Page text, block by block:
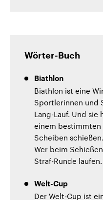
Wörter-Buch
Biathlon
Biathlon ist eine
Sportlerinnen und
Lang-Lauf. Und sie
einem bestimmten
Scheiben
Wer beim
Straf-Runde laufen.
Welt-Cup
Der Welt-Cup ist